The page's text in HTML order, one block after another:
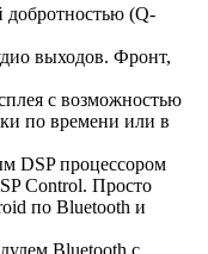
добротностью (Q-
выходов. Фронт,
с возможностью
по времени или в
DSP процессором
Control. Просто
по Bluetooth и
Bluetooth с